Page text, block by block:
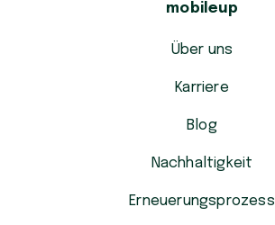
mobileup
Über uns
Karriere
Blog
Nachhaltigkeit
Erneuerungsprozess